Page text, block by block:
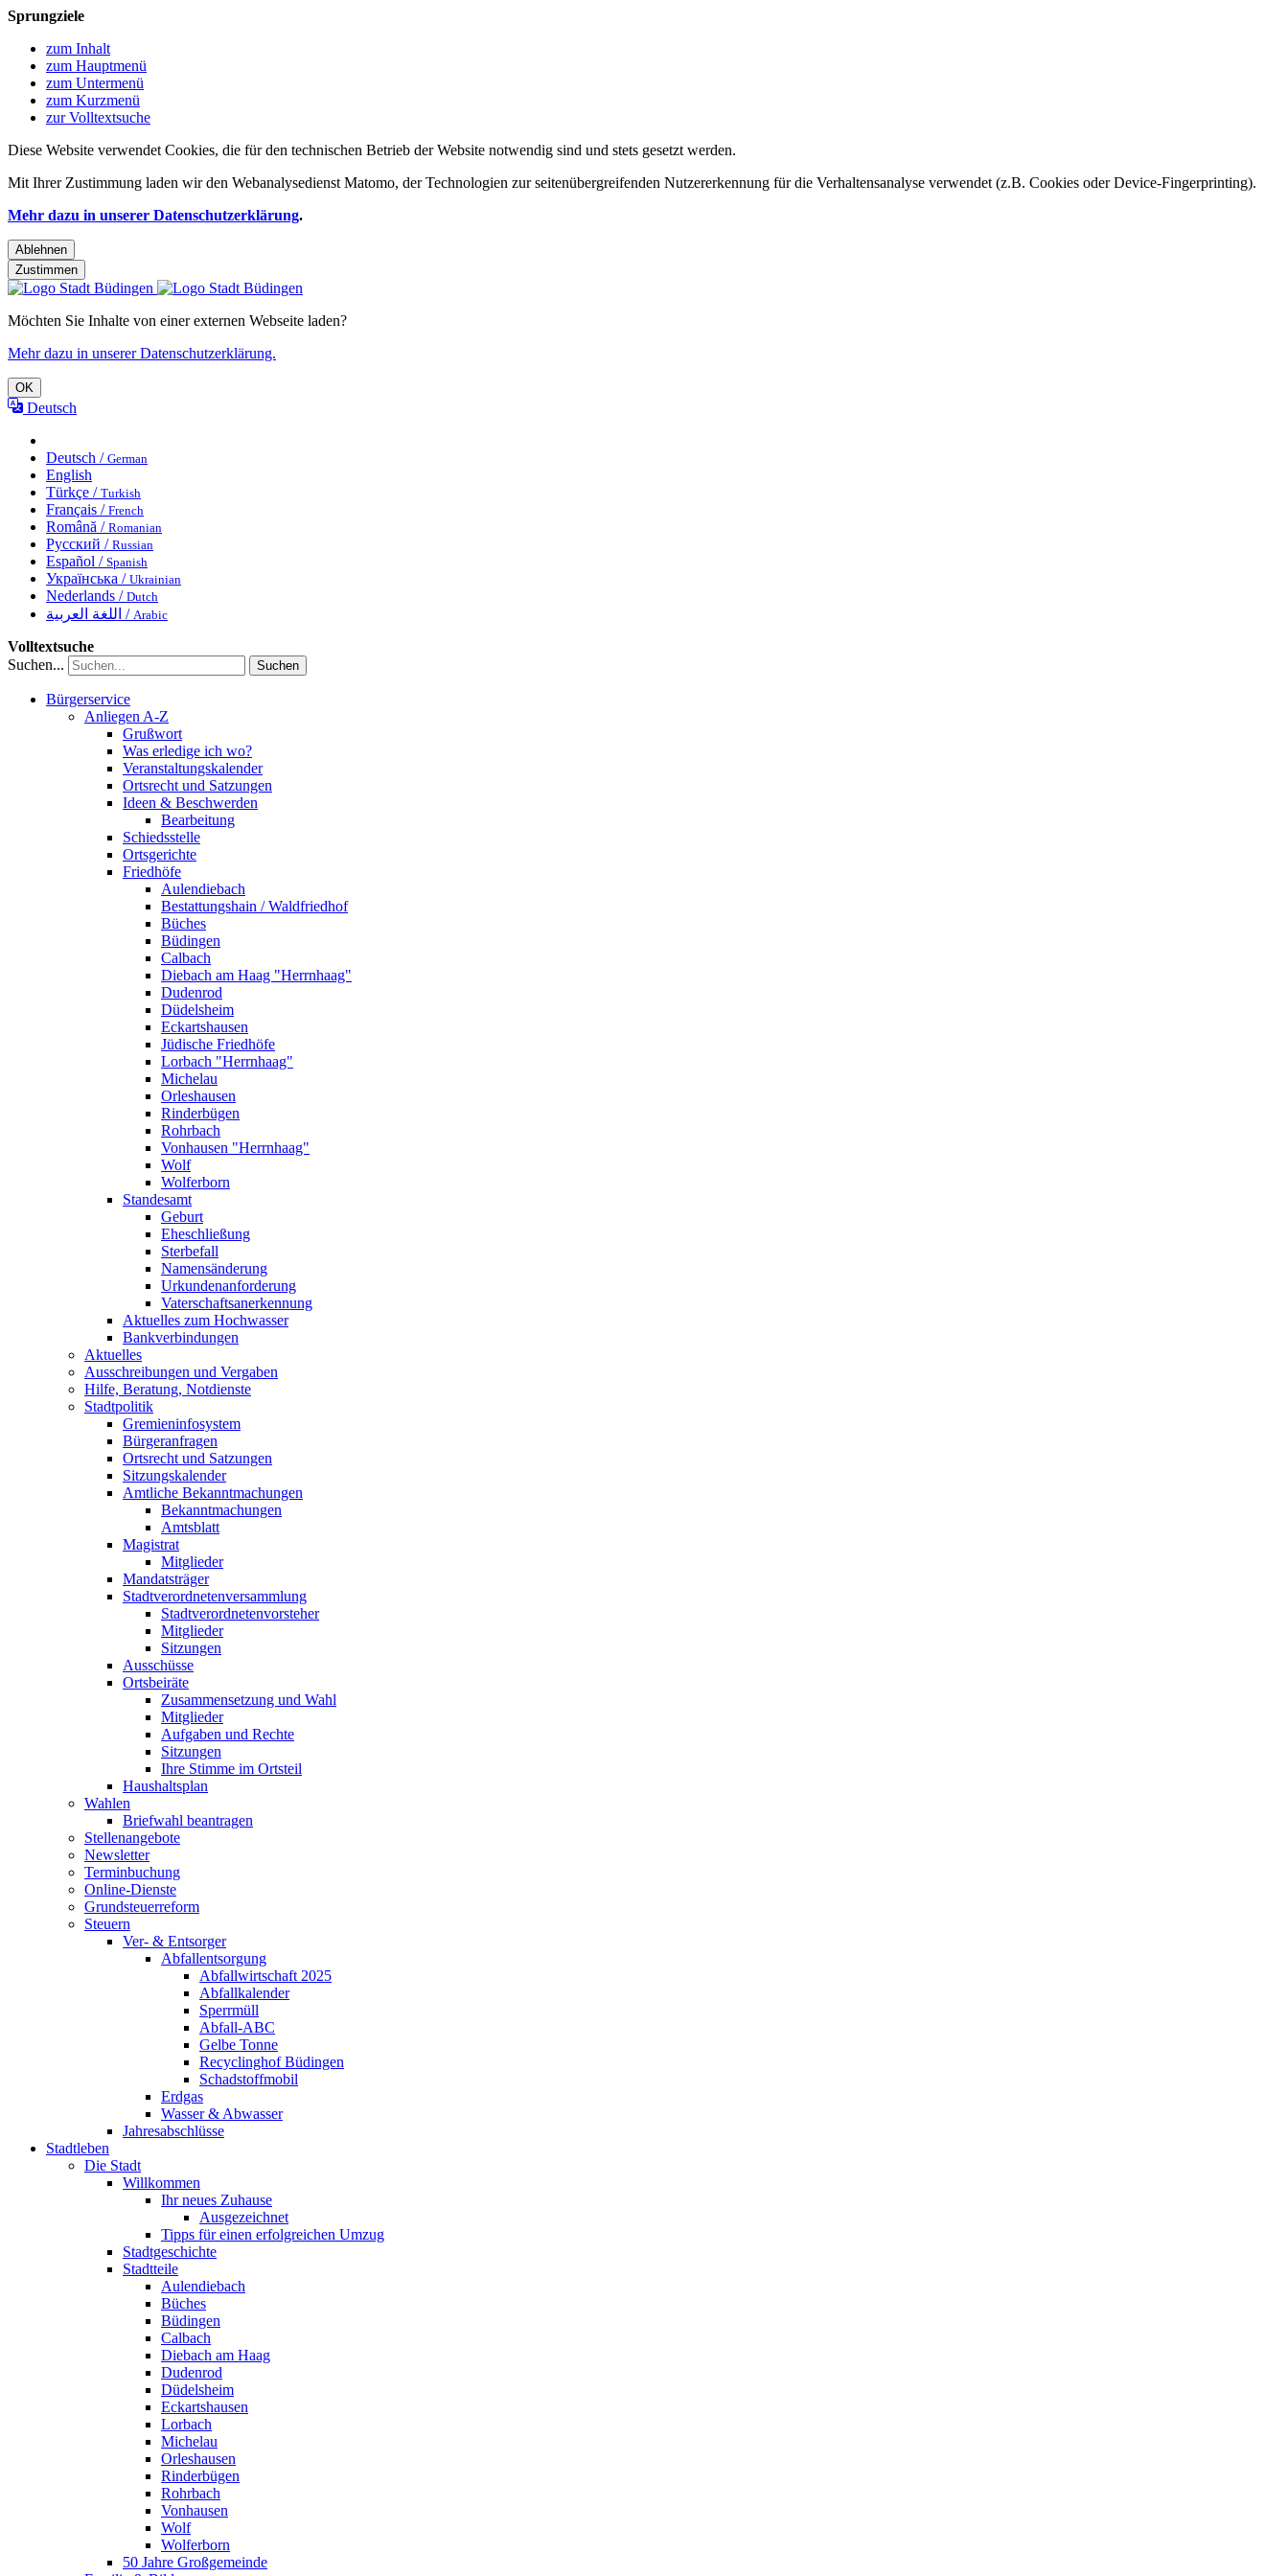
Sprungziele
zum Inhalt
zum Hauptmenü
zum Untermenü
zum Kurzmenü
zur Volltextsuche
Diese Website verwendet Cookies, die für den technischen Betrieb der Website notwendig sind und stets gesetzt werden.
Mit Ihrer Zustimmung laden wir den Webanalysedienst Matomo, der Technologien zur seitenübergreifenden Nutzererkennung für die Verhaltensanalyse verwendet (z.B. Cookies oder Device-Fingerprinting).
Mehr dazu in unserer Datenschutzerklärung.
Ablehnen
Zustimmen
Möchten Sie Inhalte von einer externen Webseite laden?
Mehr dazu in unserer Datenschutzerklärung.
OK
Deutsch
Deutsch / German
English
Türkçe / Turkish
Français / French
Română / Romanian
Русский / Russian
Español / Spanish
Українська / Ukrainian
Nederlands / Dutch
اللغة العربية / Arabic
Volltextsuche
Suchen...
Suchen
Bürgerservice
Anliegen A-Z
Grußwort
Was erledige ich wo?
Veranstaltungskalender
Ortsrecht und Satzungen
Ideen & Beschwerden
Bearbeitung
Schiedsstelle
Ortsgerichte
Friedhöfe
Aulendiebach
Bestattungshain / Waldfriedhof
Büches
Büdingen
Calbach
Diebach am Haag "Herrnhaag"
Dudenrod
Düdelsheim
Eckartshausen
Jüdische Friedhöfe
Lorbach "Herrnhaag"
Michelau
Orleshausen
Rinderbügen
Rohrbach
Vonhausen "Herrnhaag"
Wolf
Wolferborn
Standesamt
Geburt
Eheschließung
Sterbefall
Namensänderung
Urkundenanforderung
Vaterschaftsanerkennung
Aktuelles zum Hochwasser
Bankverbindungen
Aktuelles
Ausschreibungen und Vergaben
Hilfe, Beratung, Notdienste
Stadtpolitik
Gremieninfosystem
Bürgeranfragen
Ortsrecht und Satzungen
Sitzungskalender
Amtliche Bekanntmachungen
Bekanntmachungen
Amtsblatt
Magistrat
Mitglieder
Mandatsträger
Stadtverordnetenversammlung
Stadtverordnetenvorsteher
Mitglieder
Sitzungen
Ausschüsse
Ortsbeiräte
Zusammensetzung und Wahl
Mitglieder
Aufgaben und Rechte
Sitzungen
Ihre Stimme im Ortsteil
Haushaltsplan
Wahlen
Briefwahl beantragen
Stellenangebote
Newsletter
Terminbuchung
Online-Dienste
Grundsteuerreform
Steuern
Ver- & Entsorger
Abfallentsorgung
Abfallwirtschaft 2025
Abfallkalender
Sperrmüll
Abfall-ABC
Gelbe Tonne
Recyclinghof Büdingen
Schadstoffmobil
Erdgas
Wasser & Abwasser
Jahresabschlüsse
Stadtleben
Die Stadt
Willkommen
Ihr neues Zuhause
Ausgezeichnet
Tipps für einen erfolgreichen Umzug
Stadtgeschichte
Stadtteile
Aulendiebach
Büches
Büdingen
Calbach
Diebach am Haag
Dudenrod
Düdelsheim
Eckartshausen
Lorbach
Michelau
Orleshausen
Rinderbügen
Rohrbach
Vonhausen
Wolf
Wolferborn
50 Jahre Großgemeinde